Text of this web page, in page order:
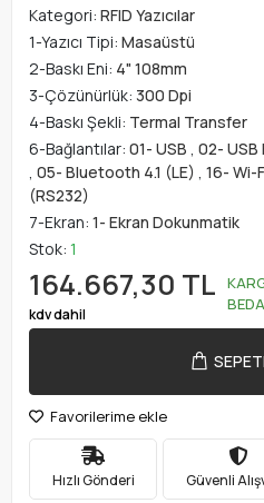
Kategori: RFID Yazıcılar
1-Yazıcı Tipi: Masaüstü
2-Baskı Eni: 4" 108mm
3-Çözünürlük: 300 Dpi
4-Baskı Şekli: Termal Transfer
6-Bağlantılar: 01- USB 02-
05- Bluetooth 4.1 (LE) 16- Wi-
(RS232)
7-Ekran: 1- Ekran Dokunmatik
Stok: 1
164.667,30 TL
kdv dahil
Favorilerime ekle
Hızlı Gönderi Güvenli